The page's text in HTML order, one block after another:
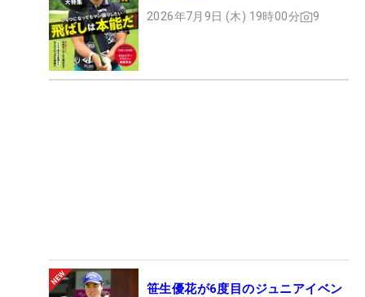
2026年7月9日 (木) 19時00分 9
笹生優花が6度目のジュニアイベン